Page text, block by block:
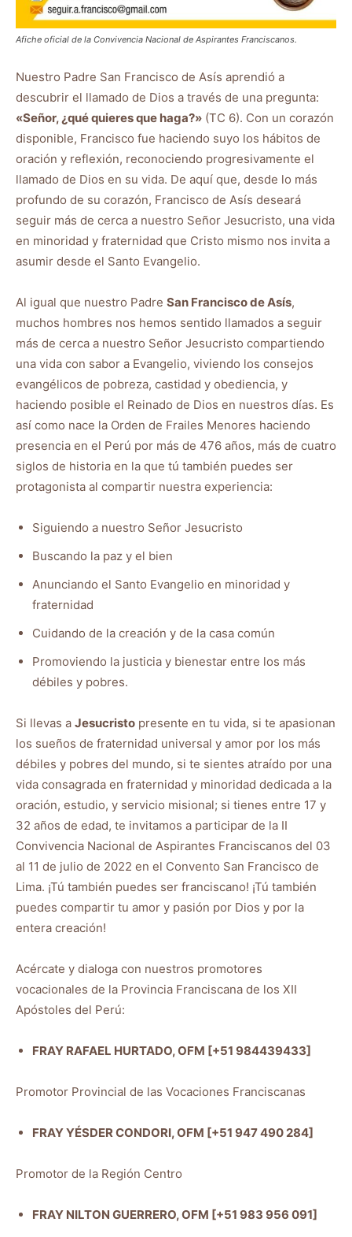
Afiche oficial de la Convivencia Nacional de Aspirantes Franciscanos.
Nuestro Padre San Francisco de Asís aprendió a
descubrir el llamado de Dios a través de una pregunta:
«Señor, ¿qué quieres que haga?» (TC 6). Con un corazón
disponible, Francisco fue haciendo suyo los hábitos de
oración y reflexión, reconociendo progresivamente el
llamado de Dios en su vida. De aquí que, desde lo más
profundo de su corazón, Francisco de Asís deseará
seguir más de cerca a nuestro Señor Jesucristo, una vida
en minoridad y fraternidad que Cristo mismo nos invita a
asumir desde el Santo Evangelio.
Al igual que nuestro Padre San Francisco de Asís,
muchos hombres nos hemos sentido llamados a seguir
más de cerca a nuestro Señor Jesucristo compartiendo
una vida con sabor a Evangelio, viviendo los consejos
evangélicos de pobreza, castidad y obediencia, y
haciendo posible el Reinado de Dios en nuestros días. Es
así como nace la Orden de Frailes Menores haciendo
presencia en el Perú por más de 476 años, más de cuatro
siglos de historia en la que tú también puedes ser
protagonista al compartir nuestra experiencia:
Siguiendo a nuestro Señor Jesucristo
Buscando la paz y el bien
Anunciando el Santo Evangelio en minoridad y
fraternidad
Cuidando de la creación y de la casa común
Promoviendo la justicia y bienestar entre los más
débiles y pobres.
Si llevas a Jesucristo presente en tu vida, si te apasionan
los sueños de fraternidad universal y amor por los más
débiles y pobres del mundo, si te sientes atraído por una
vida consagrada en fraternidad y minoridad dedicada a la
oración, estudio, y servicio misional; si tienes entre 17 y
32 años de edad, te invitamos a participar de la II
Convivencia Nacional de Aspirantes Franciscanos del 03
al 11 de julio de 2022 en el Convento San Francisco de
Lima. ¡Tú también puedes ser franciscano! ¡Tú también
puedes compartir tu amor y pasión por Dios y por la
entera creación!
Acércate y dialoga con nuestros promotores
vocacionales de la Provincia Franciscana de los XII
Apóstoles del Perú:
FRAY RAFAEL HURTADO, OFM [+51 984439433]
Promotor Provincial de las Vocaciones Franciscanas
FRAY YÉSDER CONDORI, OFM [+51 947 490 284]
Promotor de la Región Centro
FRAY NILTON GUERRERO, OFM [+51 983 956 091]